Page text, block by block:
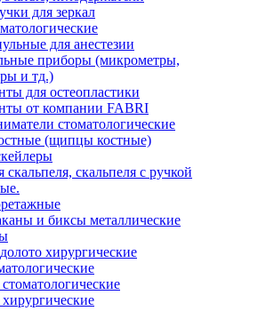
для зеркал
для анестезии
приборы (микрометры,
и тд.)
для остеопластики
от компании FABRI
стоматологические
(щипцы костные)
скальпеля, скальпеля с ручкой
и биксы металлические
хирургические